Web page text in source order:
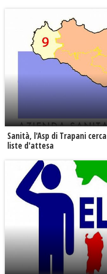
Sanità, l'Asp di Trapani
liste d'attesa